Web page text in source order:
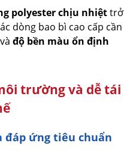
polyester chịu nhiệttrở
dòng bao bì cao cấp cần
vàđộ bền màu ổn định
trường và dễ tái
đáp ứng tiêu chuẩn